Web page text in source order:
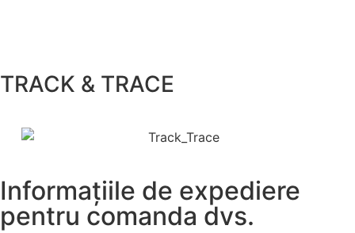
TRACK & TRACE
Informațiile de expediere
pentru comanda dvs.